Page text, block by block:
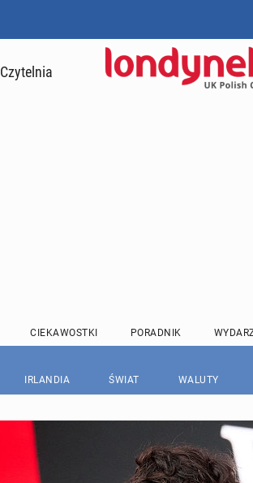
Czytelnia
CIEKAWOSTKI PORADNIK
IRLANDIA ŚWIAT WALUTY